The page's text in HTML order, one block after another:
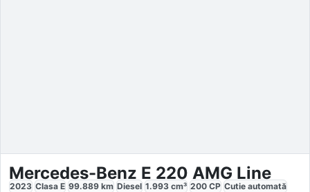
Mercedes-Benz E 220 AMG Line
2023 Clasa E 99.889 km Diesel 1.993 cm³ 200 CP Cutie automată